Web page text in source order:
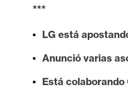
i
N
t
***
LG está
Anunció varias
Está